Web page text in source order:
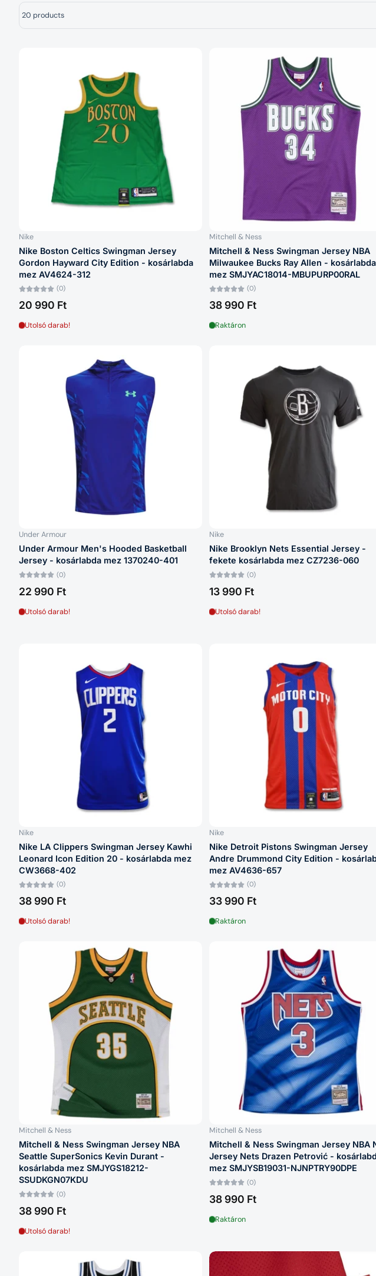
20 products
Nike
Nike Boston Celtics Swingman Jersey
Gordon Hayward City Edition - kosárlabda
mez AV4624-312
(0)
20 990 Ft
Utolsó darab!
Mitchell & Ness
Mitchell & Ness Swingman Jersey NBA
Milwaukee Bucks Ray Allen - kosárlabda
mez SMJYAC18014-MBUPURP00RAL
(0)
38 990 Ft
Raktáron
Under Armour
Under Armour Men's Hooded Basketball
Jersey - kosárlabda mez 1370240-401
(0)
22 990 Ft
Utolsó darab!
Nike
Nike Brooklyn Nets Essential Jersey -
fekete kosárlabda mez CZ7236-060
(0)
13 990 Ft
Utolsó darab!
Nike
Nike LA Clippers Swingman Jersey Kawhi
Leonard Icon Edition 20 - kosárlabda mez
CW3668-402
(0)
38 990 Ft
Utolsó darab!
Nike
Nike Detroit Pistons Swingman Jersey
Andre Drummond City Edition -
mez AV4636-657
(0)
33 990 Ft
Raktáron
Mitchell & Ness
Mitchell & Ness Swingman Jersey NBA
Seattle SuperSonics Kevin Durant -
kosárlabda mez SMJYGS18212-
SSUDKGN07KDU
(0)
38 990 Ft
Utolsó darab!
Mitchell & Ness
Mitchell & Ness Swingman Jersey NBA
Jersey Nets Drazen Petrović -
mez SMJYSB19031-NJNPTRY90DPE
(0)
38 990 Ft
Raktáron